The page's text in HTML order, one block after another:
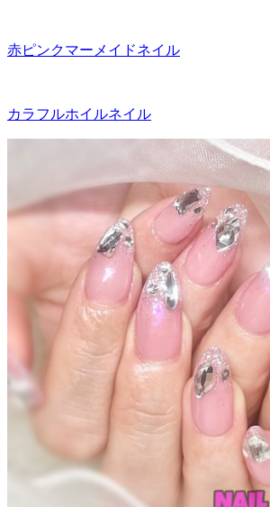
赤ピンクマーメイドネイル
カラフルホイルネイル